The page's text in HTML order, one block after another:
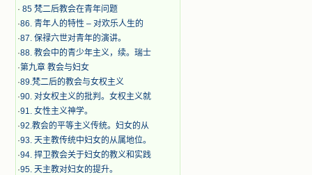
· ​ 85 梵二后教会在青年问题
·86. 青年人的特性 – 对欢乐人生的
·87. 保禄六世对青年的演讲。
·88. 教会中的青少年主义，续。瑞士
·第九章 教会与妇女
·89.梵二后的教会与女权主义
·90. 对女权主义的批判。女权主义就
·91. 女性主义神学。
·92.教会的平等主义传统。妇女的从
·93. 天主教传统中妇女的从属地位。
·94. 捍卫教会关于妇女的教义和实践
·95. 天主教对妇女的提升。